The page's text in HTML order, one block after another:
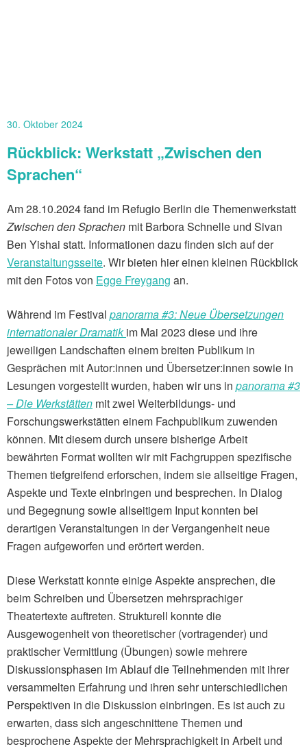
30. Oktober 2024
Rückblick: Werkstatt „Zwischen den
Sprachen“
Am 28.10.2024 fand im Refugio Berlin die Themenwerkstatt
Zwischen den Sprachen mit Barbora Schnelle und Sivan
Ben Yishai statt. Informationen dazu finden sich auf der
Veranstaltungsseite. Wir bieten hier einen kleinen Rückblick
mit den Fotos von Egge Freygang an.
Während im Festival panorama #3:Neue Übersetzungen
internationaler Dramatik im Mai 2023 diese und ihre
jeweiligen Landschaften einem breiten Publikum in
Gesprächen mit Autor:innen und Übersetzer:innen sowie in
Lesungen vorgestellt wurden, haben wir uns in panorama #3
– Die Werkstätten mit zwei Weiterbildungs- und
Forschungswerkstätten einem Fachpublikum zuwenden
können. Mit diesem durch unsere bisherige Arbeit
bewährten Format wollten wir mit Fachgruppen spezifische
Themen tiefgreifend erforschen, indem sie allseitige Fragen,
Aspekte und Texte einbringen und besprechen. In Dialog
und Begegnung sowie allseitigem Input konnten bei
derartigen Veranstaltungen in der Vergangenheit neue
Fragen aufgeworfen und erörtert werden.
Diese Werkstatt konnte einige Aspekte ansprechen, die
beim Schreiben und Übersetzen mehrsprachiger
Theatertexte auftreten. Strukturell konnte die
Ausgewogenheit von theoretischer (vortragender) und
praktischer Vermittlung (Übungen) sowie mehrere
Diskussionsphasen im Ablauf die Teilnehmenden mit ihrer
versammelten Erfahrung und ihren sehr unterschiedlichen
Perspektiven in die Diskussion einbringen. Es ist auch zu
erwarten, dass sich angeschnittene Themen und
besprochene Aspekte der Mehrsprachigkeit in Arbeit und